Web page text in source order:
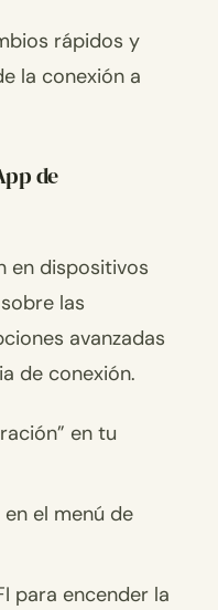
rápidos y
la conexión a
de
en dispositivos
las
avanzadas
de conexión.
en tu
en el menú de
para encender la